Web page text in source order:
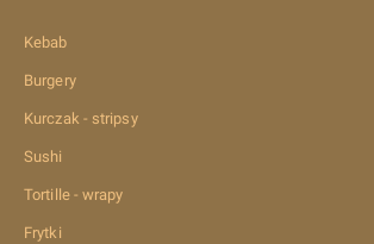
Kebab
Burgery
Kurczak - stripsy
Sushi
Tortille - wrapy
Frytki